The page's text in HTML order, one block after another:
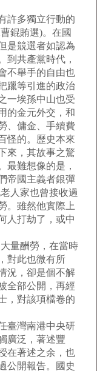
許多獨立行動的
錕賄選)。在國
是競選者如認為
到共產黨時代，
不舉手的自由也
躐等引進的政治
一埃孫中山也受
的金元外交，和
、傭金、手續費
怪的。歷史本來
來，其故事之驚
最難想像的是，
帝國主義者銀彈
人家也曾接收過
。雖然他實際上
人打劫了，或中
量酬勞，在當時
對此也微有所
況，卻是個不解
全部公開，再經
，對該項檔卷的
臺灣南港中央研
廣泛，著述豐
在著述之余，也
公開報告。國史